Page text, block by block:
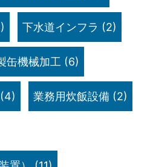
下水道インフラ (2)
缶機械加工 (6)
(4) 業務用炊飯設備 (2)